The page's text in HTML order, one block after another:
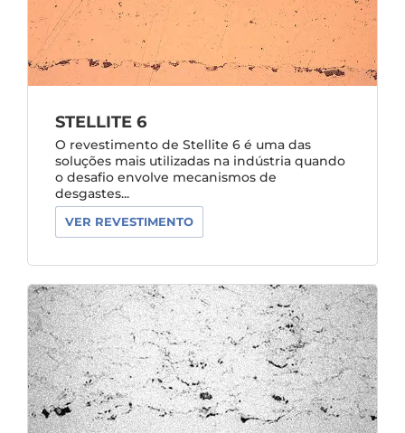
STELLITE 6
O revestimento de Stellite 6 é uma das
soluções mais utilizadas na indústria quando
o desafio envolve mecanismos de
desgastes...
VER REVESTIMENTO